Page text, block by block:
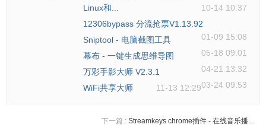
Linux和...
10-14 10:37
12306bypass 分流抢票V1.13.92
01-09 15:08
Sniptool - 电脑截图工具
05-18 09:01
幕布 - 一键生成思维导图
04-21 13:32
万彩手影大师 V2.3.1
03-24 09:53
WiFi共享大师 11-13 12:29
下一篇 : Streamkeys chrome插件 - 在线音乐播...